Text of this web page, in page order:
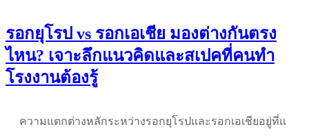
รอกยุโรป vs รอกเอเชีย มองต่างกันตรง
ไหน? เจาะลึกแนวคิดและสเปคที่คนทำ
โรงงานต้องรู้
ความแตกต่างหลักระหว่างรอกยุโรปและรอกเอเชียอยู่ที่แ